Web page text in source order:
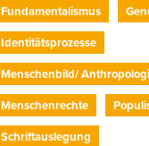
Fundamentalismus
Identitätsprozesse
Menschenbild/
Menschenrechte
Schriftauslegung